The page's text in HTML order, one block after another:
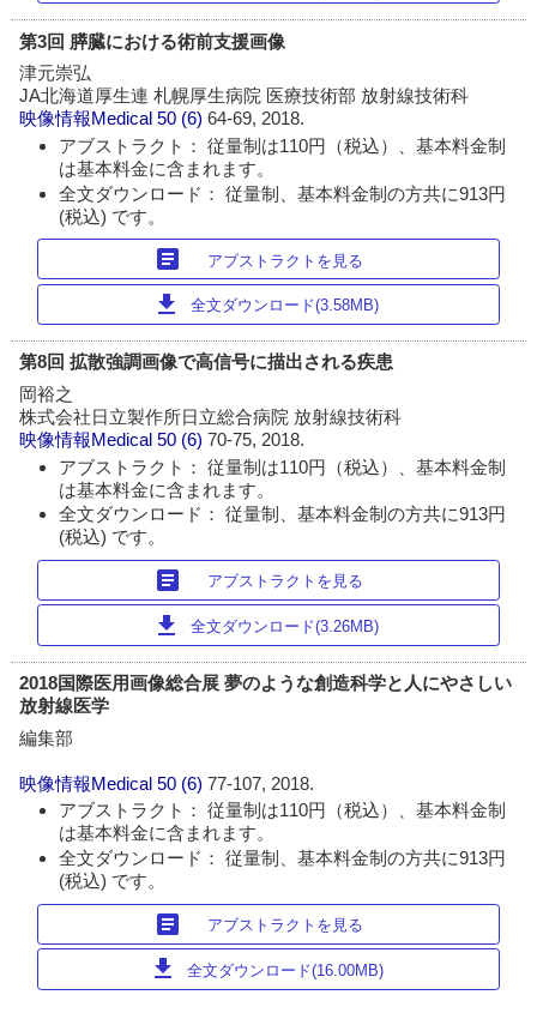
第3回 膵臓における術前支援画像
津元崇弘
JA北海道厚生連 札幌厚生病院 医療技術部 放射線技術科
映像情報Medical 50 (6)64-69, 2018.
アブストラクト： 従量制は110円（税込）、基本料金制
は基本料金に含まれます。
全文ダウンロード： 従量制、基本料金制の方共に913円
(税込) です。
article アブストラクトを見る
download 全文ダウンロード(3.58MB)
第8回 拡散強調画像で高信号に描出される疾患
岡裕之
株式会社日立製作所日立総合病院 放射線技術科
映像情報Medical 50 (6)70-75, 2018.
アブストラクト： 従量制は110円（税込）、基本料金制
は基本料金に含まれます。
全文ダウンロード： 従量制、基本料金制の方共に913円
(税込) です。
article アブストラクトを見る
download 全文ダウンロード(3.26MB)
2018国際医用画像総合展 夢のような創造科学と人にやさしい
放射線医学
編集部
映像情報Medical 50 (6)77-107, 2018.
アブストラクト： 従量制は110円（税込）、基本料金制
は基本料金に含まれます。
全文ダウンロード： 従量制、基本料金制の方共に913円
(税込) です。
article アブストラクトを見る
download 全文ダウンロード(16.00MB)